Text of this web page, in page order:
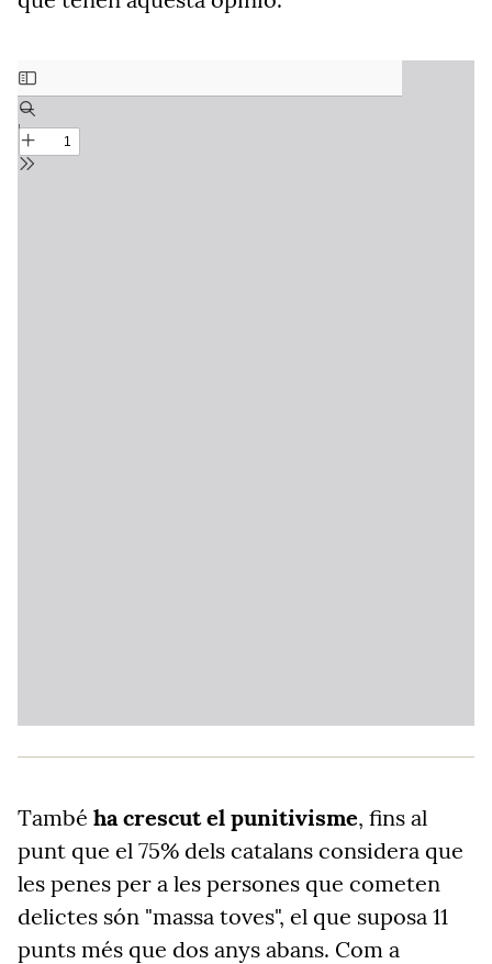
També ha crescut el punitivisme, fins al
punt que el 75% dels catalans considera que
les penes per a les persones que cometen
delictes són "massa toves", el que suposa 11
punts més que dos anys abans. Com a